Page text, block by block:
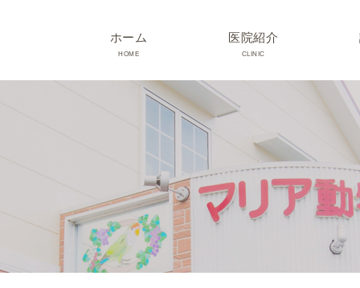
ホーム
HOME
医院紹介
CLINIC
院長･スタッフ紹介
診療時間･アクセス
院内紹介･初診の方へ
医院設備